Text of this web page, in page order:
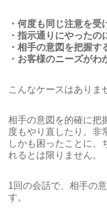
・何度も同じ注意を受
・指示通りにやったの
・相手の意図を把握す
・お客様のニーズがわ
こんなケースはありま
相手の意図を的確に把
度もやり直したり。非
しかも困ったことに、
れるとは限りません。
1回の会話で、相手の
す。